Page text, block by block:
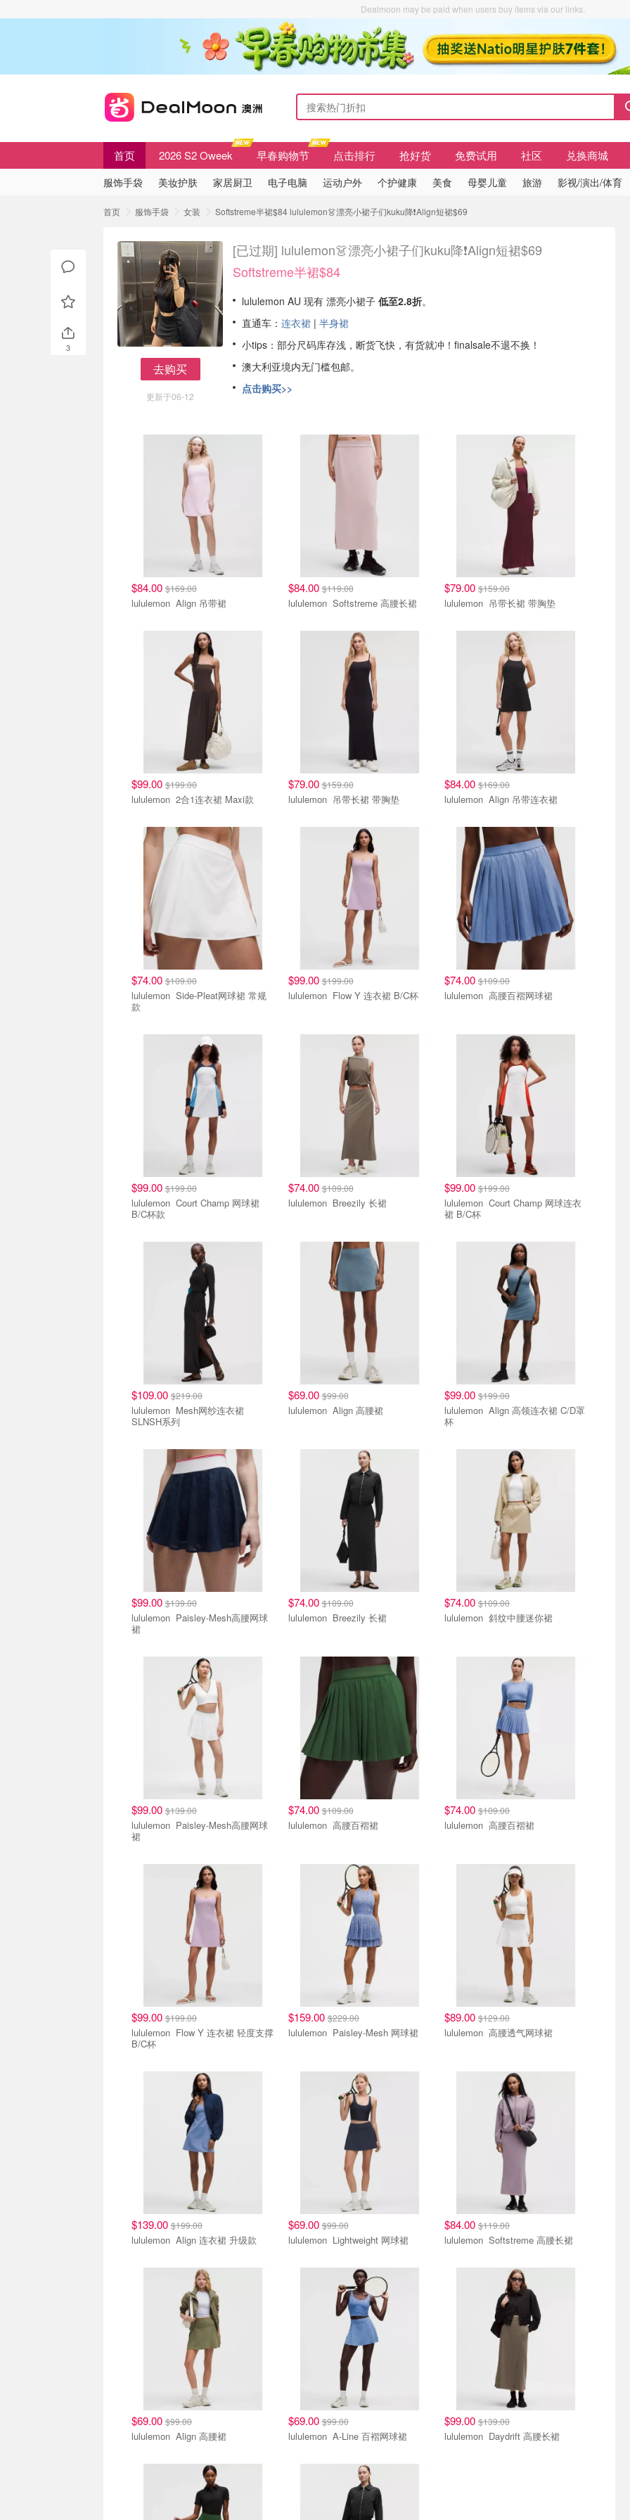
Dealmoon may be paid when users buy items via our links.
首页 2026 S2 Oweek 早春购物节 点击排行 抢好货 免费试用 社区 兑换商城
服饰手袋 美妆护肤 家居厨卫 电子电脑 运动户外 个护健康 美食 母婴儿童 旅游 影视/演出/体育
首页 服饰手袋 女装 Softstreme半裙$84 lululemon👗漂亮小裙子们kuku降❗️Align短裙$69
去购买
更新于06-12
[已过期] lululemon👗漂亮小裙子们kuku降❗️Align短裙$69
Softstreme半裙$84
lululemon AU 现有 漂亮小裙子 低至2.8折。
直通车： 连衣裙 | 半身裙
小tips：部分尺码库存浅，断货飞快，有货就冲！finalsale不退不换！
澳大利亚境内无门槛包邮。
点击购买>>
$84.00 $169.00
lululemon Align 吊带裙
$84.00$119.00
lululemon Softstreme 高腰长裙
$79.00 $159.00
lululemon 吊带长裙 带胸垫
$99.00 $199.00
lululemon 2合1连衣裙 Maxi款
$79.00$159.00
lululemon 吊带长裙 带胸垫
$84.00 $169.00
lululemon Align 吊带连衣裙
$74.00 $109.00
lululemon Side-Pleat网球裙 常规
款
$99.00$199.00
lululemon Flow Y 连衣裙 B/C杯
$74.00 $109.00
lululemon 高腰百褶网球裙
$99.00 $199.00
lululemon Court Champ 网球裙
B/C杯款
$74.00$109.00
lululemon Breezily 长裙
$99.00 $199.00
lululemon Court Champ 网球连衣
裙 B/C杯
$109.00 $219.00
lululemon Mesh网纱连衣裙
SLNSH系列
$69.00$99.00
lululemon Align 高腰裙
$99.00 $199.00
lululemon Align 高领连衣裙 C/D罩
杯
$99.00 $139.00
lululemon Paisley-Mesh高腰网球
裙
$74.00$109.00
lululemon Breezily 长裙
$74.00 $109.00
lululemon 斜纹中腰迷你裙
$99.00 $139.00
lululemon Paisley-Mesh高腰网球
裙
$74.00$109.00
lululemon 高腰百褶裙
$74.00 $109.00
lululemon 高腰百褶裙
$99.00 $199.00
lululemon Flow Y 连衣裙 轻度支撑
B/C杯
$159.00$229.00
lululemon Paisley-Mesh 网球裙
$89.00 $129.00
lululemon 高腰透气网球裙
$139.00 $199.00
lululemon Align 连衣裙 升级款
$69.00$99.00
lululemon Lightweight 网球裙
$84.00 $119.00
lululemon Softstreme 高腰长裙
$69.00 $99.00
lululemon Align 高腰裙
$69.00$99.00
lululemon A-Line 百褶网球裙
$99.00 $139.00
lululemon Daydrift 高腰长裙
3